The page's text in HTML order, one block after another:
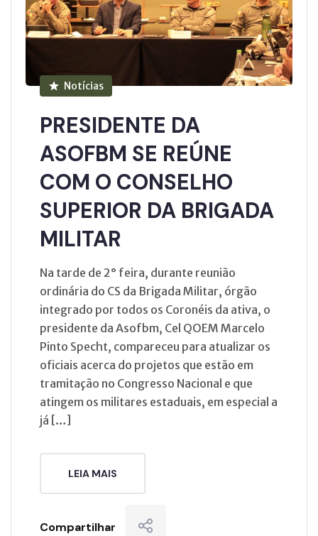
Notícias
PRESIDENTE DA
ASOFBM SE REÚNE
COM O CONSELHO
SUPERIOR DA BRIGADA
MILITAR
Na tarde de 2° feira, durante reunião
ordinária do CS da Brigada Militar, órgão
integrado por todos os Coronéis da ativa, o
presidente da Asofbm, Cel QOEM Marcelo
Pinto Specht, compareceu para atualizar os
oficiais acerca do projetos que estão em
tramitação no Congresso Nacional e que
atingem os militares estaduais, em especial a
já […]
LEIA MAIS
Compartilhar